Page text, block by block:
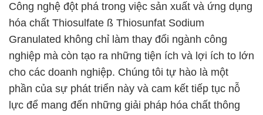
Công nghệ đột phá trong việc sản xuất và ứng dụng
hóa chất Thiosulfate ß Thiosunfat Sodium
Granulated không chỉ làm thay đổi ngành công
nghiệp mà còn tạo ra những tiện ích và lợi ích to lớn
cho các doanh nghiệp. Chúng tôi tự hào là một
phần của sự phát triển này và cam kết tiếp tục nỗ
lực để mang đến những giải pháp hóa chất thông